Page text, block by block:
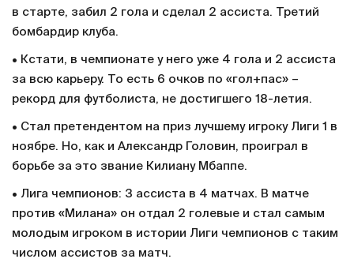
в старте, забил 2 гола и сделал 2 ассиста. Третий
бомбардир клуба.
• Кстати, в чемпионате у него уже 4 гола и 2 ассиста
за всю карьеру. То есть 6 очков по «гол+пас» –
рекорд для футболиста, не достигшего 18-летия.
• Стал претендентом на приз лучшему игроку Лиги 1 в
ноябре. Но, как и Александр Головин, проиграл в
борьбе за это звание Килиану Мбаппе.
• Лига чемпионов: 3 ассиста в 4 матчах. В матче
против «Милана» он отдал 2 голевые и стал самым
молодым игроком в истории Лиги чемпионов с таким
числом ассистов за матч.